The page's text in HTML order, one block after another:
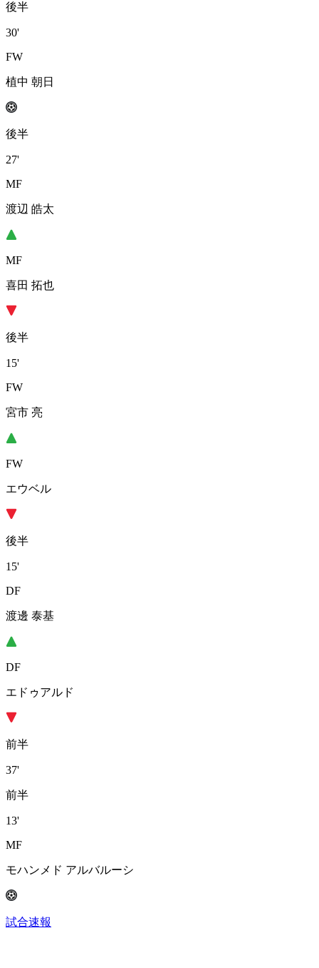
後半
30'
FW
植中 朝日
後半
27'
MF
渡辺 皓太
MF
喜田 拓也
後半
15'
FW
宮市 亮
FW
エウベル
後半
15'
DF
渡邊 泰基
DF
エドゥアルド
前半
37'
前半
13'
MF
モハンメド アルバルーシ
試合速報